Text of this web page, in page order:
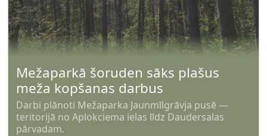
Mežaparkā šoruden sāks plašus
meža kopšanas darbus
Darbi plānoti Mežaparka Jaunmīlgrāvja pusē —
teritorijā no Aplokciema ielas līdz Daudersalas
pārvadam.